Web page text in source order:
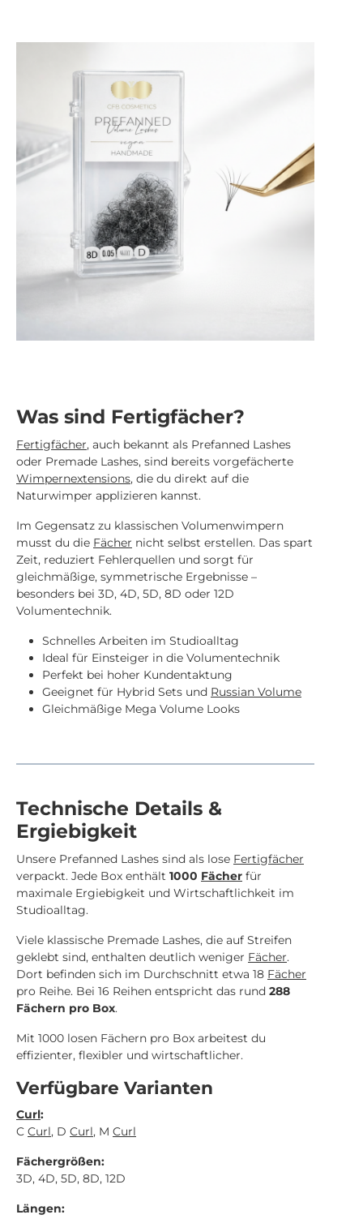
Was sind Fertigfächer?
Fertigfächer, auch bekannt als Prefanned Lashes
oder Premade Lashes, sind bereits vorgefächerte
Wimpernextensions, die du direkt auf die
Naturwimper applizieren kannst.
Im Gegensatz zu klassischen Volumenwimpern
musst du die Fächer nicht selbst erstellen. Das spart
Zeit, reduziert Fehlerquellen und sorgt für
gleichmäßige, symmetrische Ergebnisse –
besonders bei 3D, 4D, 5D, 8D oder 12D
Volumentechnik.
Schnelles Arbeiten im Studioalltag
Ideal für Einsteiger in die Volumentechnik
Perfekt bei hoher Kundentaktung
Geeignet für Hybrid Sets und Russian Volume
Gleichmäßige Mega Volume Looks
Technische Details &
Ergiebigkeit
Unsere Prefanned Lashes sind als lose Fertigfächer
verpackt. Jede Box enthält 1000 Fächer für
maximale Ergiebigkeit und Wirtschaftlichkeit im
Studioalltag.
Viele klassische Premade Lashes, die auf Streifen
geklebt sind, enthalten deutlich weniger Fächer.
Dort befinden sich im Durchschnitt etwa 18 Fächer
pro Reihe. Bei 16 Reihen entspricht das rund 288
Fächern pro Box.
Mit 1000 losen Fächern pro Box arbeitest du
effizienter, flexibler und wirtschaftlicher.
Verfügbare Varianten
Curl:
C Curl, D Curl, M Curl
Fächergrößen:
3D, 4D, 5D, 8D, 12D
Längen: